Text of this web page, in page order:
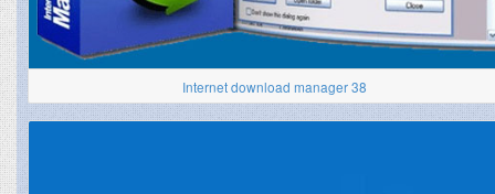
Internet download manager 38